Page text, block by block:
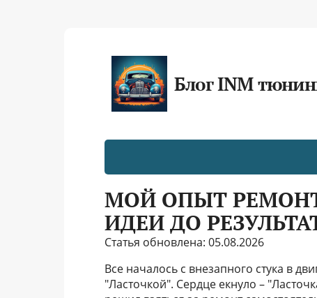
Блог INM
МОЙ ОПЫТ РЕМОНТА
ИДЕИ ДО
Статья обновлена: 05.08.2026
Все началось с внезапного стука в
"Ласточкой". Сердце екнуло –